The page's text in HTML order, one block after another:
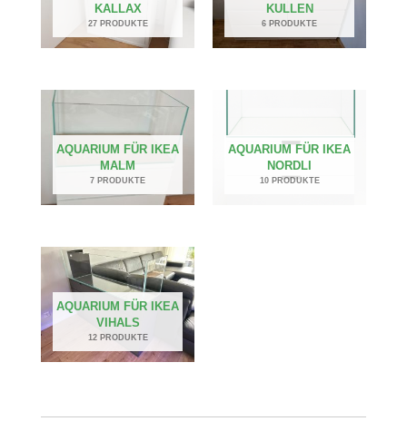
KALLAX
27 PRODUKTE
KULLEN
6 PRODUKTE
AQUARIUM FÜR IKEA
MALM
7 PRODUKTE
AQUARIUM FÜR IKEA
NORDLI
10 PRODUKTE
AQUARIUM FÜR IKEA
VIHALS
12 PRODUKTE